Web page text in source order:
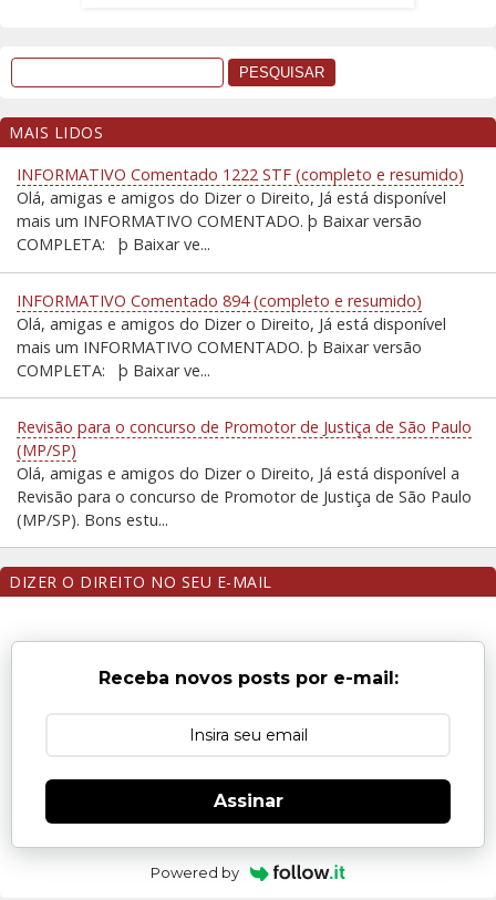
MAIS LIDOS
INFORMATIVO Comentado 1222 STF (completo e resumido)
Olá, amigas e amigos do Dizer o Direito, Já está disponível
mais um INFORMATIVO COMENTADO. þ Baixar versão
COMPLETA: þ Baixar ve...
INFORMATIVO Comentado 894 (completo e resumido)
Olá, amigas e amigos do Dizer o Direito, Já está disponível
mais um INFORMATIVO COMENTADO. þ Baixar versão
COMPLETA: þ Baixar ve...
Revisão para o concurso de Promotor de Justiça de São Paulo
(MP/SP)
Olá, amigas e amigos do Dizer o Direito, Já está disponível a
Revisão para o concurso de Promotor de Justiça de São Paulo
(MP/SP). Bons estu...
DIZER O DIREITO NO SEU E-MAIL
Receba novos posts por e-mail:
Assinar
Powered by